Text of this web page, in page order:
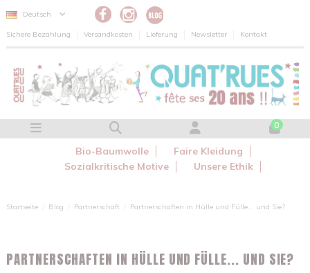
Deutsch
Sichere Bezahlung Versandkosten Lieferung Newsletter Kontakt
0
Bio-Baumwolle
Faire Kleidung
Sozialkritische Motive
Unsere Ethik
Startseite Blog Partnerschaft Partnerschaften in Hülle und Fülle... und Sie?
PARTNERSCHAFTEN IN HÜLLE UND FÜLLE... UND SIE?